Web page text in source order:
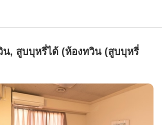
น, สูบบุหรี่ได้ (ห้องทวิน (สูบบุหรี่